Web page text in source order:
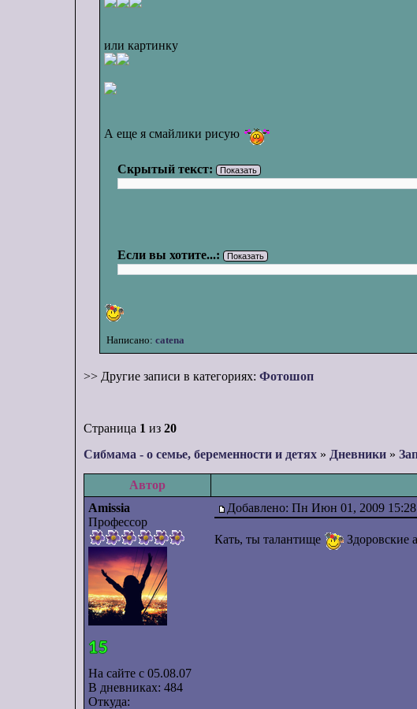
или картинку
А еще я смайлики рисую
Скрытый текст: Показать
Если вы хотите...: Показать
Написано: catena
>> Другие записи в категориях: Фотошоп
Страница 1 из 20
Сибмама - о семье, беременности и детях » Дневники »
Автор
Amissia
Профессор
На сайте с 05.08.07
В дневниках: 484
Откуда:
Добавлено: Пн Июн 01, 2009 15:28
Кать, ты талантище Здоровские